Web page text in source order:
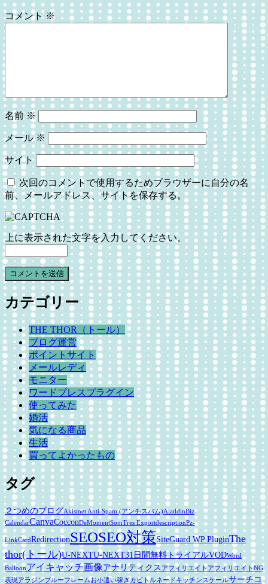
コメント ※
名前 ※
メール※
サイト
次回のコメントで使用するためブラウザーに自分の名
前、メールアドレス、サイトを保存する。
上に表示された文字を入力してください。
カテゴリー
THE THOR（トール）
ブログ運営
ポイントサイト
メールレディ
モニター
ワードプレスプラグイン
使ってみた
婚活
気になる商品
生活
買ってよかったもの
タグ
２つめのブログAkismet Anti-Spam (アンチスパム)AladdinBiz
CalendarCanvaCocconDeMomentSomTres ExportdescriptionPz-
LinkCardRedirectionSEOSEO対策SiteGuard WP PluginThe
thor(トール)U-NEXTU-NEXT31日間無料トライアルVODWord
Balloonアイキャッチ画像アナリティクス アフィリエイトアフィリエイトNG
表現アラジンブルーフレームお小遣い稼ぎカビトルネードキッチンスケールサーチコ